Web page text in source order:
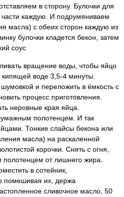
в сторону. Булочки для
части каждую. И подрумяниваем
масла) с обеих сторон каждую из
булочки кладется бекон, затем
соус
вращение воды, чтобы яйцо
кипящей воде 3,5-4 минуты.
и переложить в ёмкость с
процесс приготовления.
неровные края яйца.
полотенцем. И так
Тонкие слайсы бекона или
масла) на раскаленной
корочки. Снять с огня,
от лишнего жира.
в сотейник,
помешивая их, держа
сливочное масло, 50